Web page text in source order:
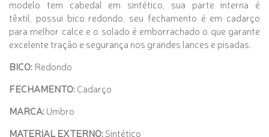
modelo tem cabedal em sintético, sua parte interna é
têxtil, possui bico redondo, seu fechamento é em cadarço
para melhor calce e o solado é emborrachado o que garante
excelente tração e segurança nos grandes lances e pisadas.
BICO: Redondo
FECHAMENTO:Cadarço
MARCA:Umbro
MATERIAL EXTERNO:Sintético